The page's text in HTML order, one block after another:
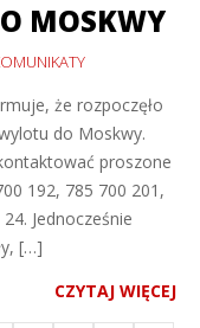
MOSKWY
że rozpoczęło
do Moskwy.
proszone
192, 785 700 201,
Jednocześnie
[…]
CZYTAJ WIĘCEJ